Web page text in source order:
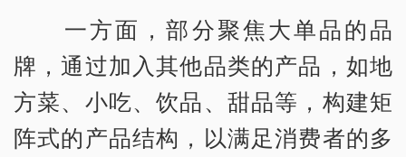
一方面，部分聚焦大单品的品
牌，通过加入其他品类的产品，如地
方菜、小吃、饮品、甜品等，构建矩
阵式的产品结构，以满足消费者的多